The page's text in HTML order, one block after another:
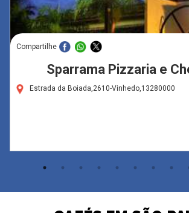
Compartilhe
Sparrama Pizzaria e
Estrada da Boiada,2610-Vinhedo,13280000